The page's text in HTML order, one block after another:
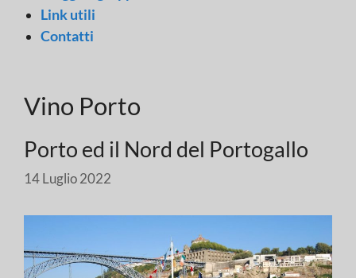
Link utili
Contatti
Vino Porto
Porto ed il Nord del Portogallo
14 Luglio 2022